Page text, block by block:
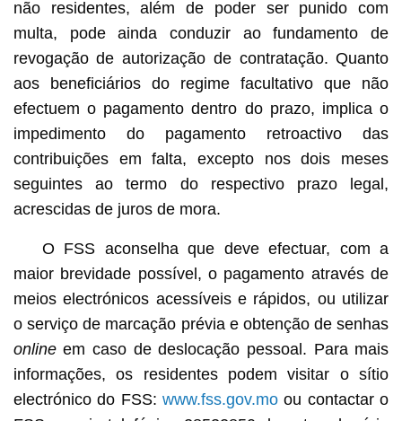
não residentes, além de poder ser punido com
multa, pode ainda conduzir ao fundamento de
revogação de autorização de contratação. Quanto
aos beneficiários do regime facultativo que não
efectuem o pagamento dentro do prazo, implica o
impedimento do pagamento retroactivo das
contribuições em falta, excepto nos dois meses
seguintes ao termo do respectivo prazo legal,
acrescidas de juros de mora.
O FSS aconselha que deve efectuar, com a
maior brevidade possível, o pagamento através de
meios electrónicos acessíveis e rápidos, ou utilizar
o serviço de marcação prévia e obtenção de senhas
onlineem caso de deslocação pessoal. Para mais
informações, os residentes podem visitar o sítio
electrónico do FSS: www.fss.gov.mo ou contactar o